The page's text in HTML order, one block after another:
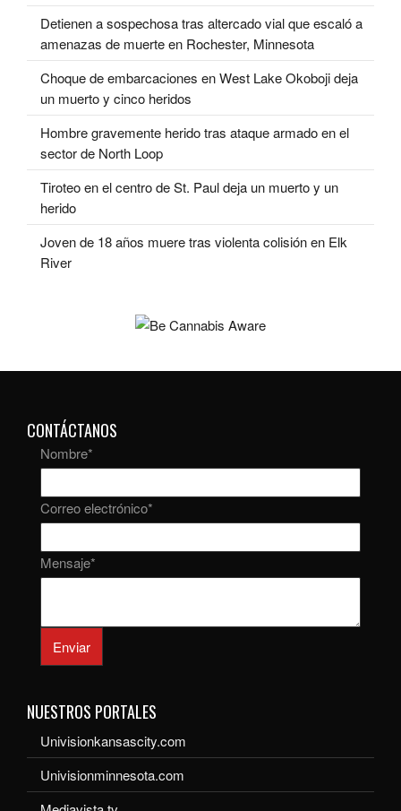
Detienen a sospechosa tras altercado vial que escaló a
amenazas de muerte en Rochester, Minnesota
Choque de embarcaciones en West Lake Okoboji deja
un muerto y cinco heridos
Hombre gravemente herido tras ataque armado en el
sector de North Loop
Tiroteo en el centro de St. Paul deja un muerto y un
herido
Joven de 18 años muere tras violenta colisión en Elk
River
CONTÁCTANOS
Nombre*
Correo electrónico*
Mensaje*
Enviar
NUESTROS PORTALES
Univisionkansascity.com
Univisionminnesota.com